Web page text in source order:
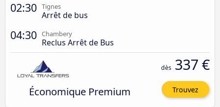
02:30 Tignes
Arrêt de bus
04:30 Chambery
Reclus Arrêt de Bus
Économique Premium
dès 337 €
Trouvez